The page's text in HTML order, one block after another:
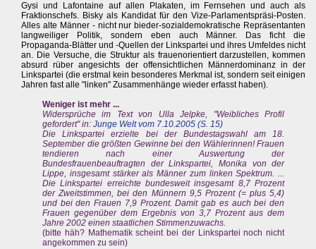
Gysi und Lafontaine auf allen Plakaten, im Fernsehen und auch als
Fraktionschefs. Bisky als Kandidat für den Vize-Parlamentspräsi-Posten.
Alles alte Männer - nicht nur bieder-sozialdemokratische Repräsentanten
langweiliger Politik, sondern eben auch Männer. Das ficht die
Propaganda-Blätter und -Quellen der Linkspartei und ihres Umfeldes nicht
an. Die Versuche, die Struktur als frauenorientiert darzustellen, kommen
absurd rüber angesichts der offensichtlichen Männerdominanz in der
Linkspartei (die erstmal kein besonderes Merkmal ist, sondern seit einigen
Jahren fast alle "linken" Zusammenhänge wieder erfasst haben).
Weniger ist mehr ...
Widersprüche im Text von Ulla Jelpke, "Weibliches Profil
gefordert" in: Junge Welt vom 7.10.2005 (S. 15)
Die Linkspartei erzielte bei der Bundestagswahl am 18.
September die größten Gewinne bei den Wählerinnen! Frauen
tendieren nach einer Auswertung der
Bundesfrauenbeauftragten der Linkspartei, Monika von der
Lippe, insgesamt stärker als Männer zum linken Spektrum. ...
Die Linkspartei erreichte bundesweit insgesamt 8,7 Prozent
der Zweitstimmen, bei den Münnern 9,5 Prozent (= plus 5,4)
und bei den Frauen 7,9 Prozent. Damit gab es auch bei den
Frauen gegenüber dem Ergebnis von 3,7 Prozent aus dem
Jahre 2002 einen staatlichen Stimmenzuwachs.
(bitte häh? Mathematik scheint bei der Linkspartei noch nicht
angekommen zu sein)